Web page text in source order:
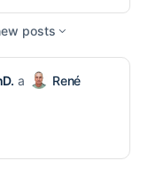
posts
a
René